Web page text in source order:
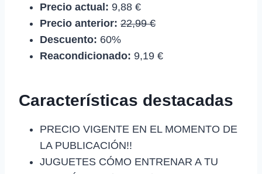
Precio actual: 9,88 €
Precio anterior: 22,99 €
Descuento: 60%
Reacondicionado: 9,19 €
Características destacadas
PRECIO VIGENTE EN EL MOMENTO DE
LA PUBLICACIÓN!!
JUGUETES CÓMO ENTRENAR A TU